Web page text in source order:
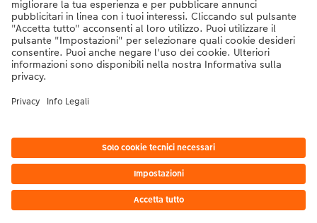
Se hai domande sui prodotti o sull'ordine, non esitare a contattarci dal
lunedì alla domenica dalle 9:00 alle 20:00 (esclusi i giorni festivi) al
numero di telefono043 5500 292 dal lunedì alla domenica, dalle 9:00 alle
20:00 (festività escluse)
* I prezzi si intendono IVA inclusa, escl. spese di spedizione come da
| Privacy